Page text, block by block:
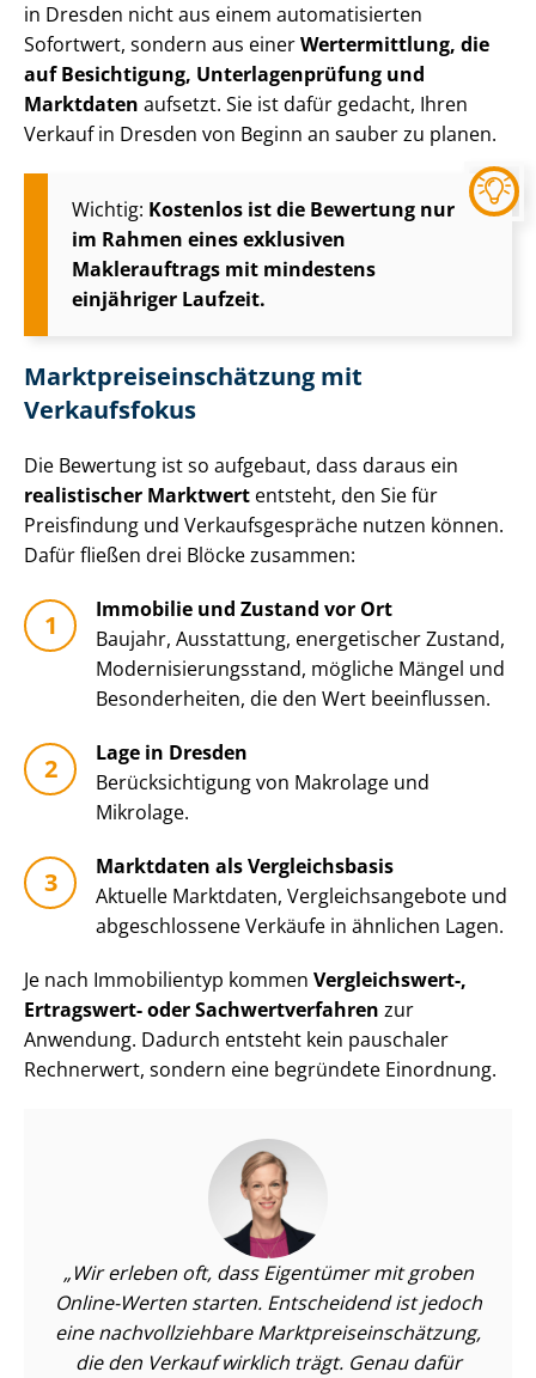
in Dresden nicht aus einem automatisierten
Sofortwert, sondern aus einerWertermittlung, die
auf Besichtigung, Un­ter­la­gen­prü­fung und
Marktdaten aufsetzt. Sie ist dafür gedacht, Ihren
Verkauf in Dresden von Beginn an sauber zu planen.
Wichtig: Kostenlos ist die Bewertung nur
im Rahmen eines exklusiven
Maklerauftrags mit mindestens
einjähriger Laufzeit.
Markt­preis­ein­schät­zung mit
Verkaufsfokus
Die Bewertung ist so aufgebaut, dass daraus ein
realistischer Marktwert entsteht, den Sie für
Preisfindung und Ver­kaufs­ge­sprä­che nutzen können.
Dafür fließen drei Blöcke zusammen:
Immobilie und Zustand vor Ort
Baujahr, Ausstattung, energetischer Zustand,
Mo­der­ni­sie­rungs­stand, mögliche Mängel und
Besonderheiten, die den Wert beeinflussen.
Lage in Dresden
Be­rück­sich­ti­gung von Makrolage und
Mikrolage.
Marktdaten als Vergleichsbasis
Aktuelle Marktdaten, Ver­gleichs­an­ge­bo­te und
abgeschlossene Verkäufe in ähnlichen Lagen.
Je nach Immobilientyp kommen Vergleichswert-,
Ertragswert- oder Sach­wert­ver­fah­ren zur
Anwendung. Dadurch entsteht kein pauschaler
Rechnerwert, sondern eine begründete Einordnung.
Wir erleben oft, dass Eigentümer mit groben
Online-Werten starten. Entscheidend ist jedoch
eine nach­voll­zieh­ba­re Markt­preis­ein­schät­zung,
die den Verkauf wirklich trägt. Genau dafür